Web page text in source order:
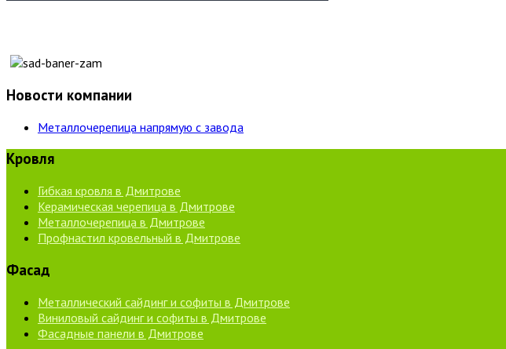
Новости компании
Металлочерепица напрямую с завода
Кровля
Гибкая кровля в Дмитрове
Керамическая черепица в Дмитрове
Металлочерепица в Дмитрове
Профнастил кровельный в Дмитрове
Фасад
Металлический сайдинг и софиты в Дмитрове
Виниловый сайдинг и софиты в Дмитрове
Фасадные панели в Дмитрове